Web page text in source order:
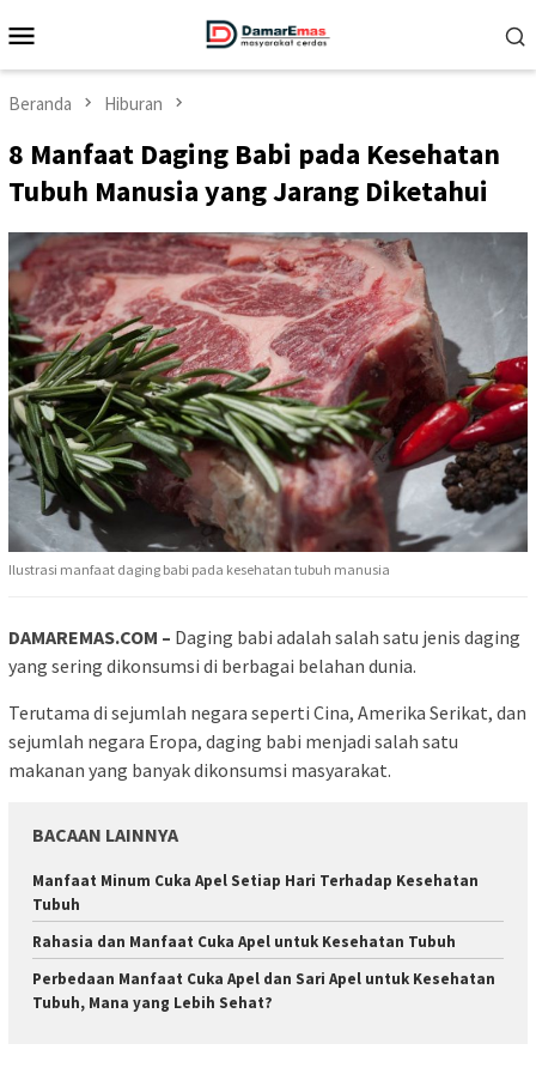
ke
Mobile
Beranda Hiburan
8 Manfaat Daging Babi pada Kesehatan
Tubuh Manusia yang Jarang Diketahui
Ilustrasi manfaat daging babi pada kesehatan tubuh manusia
DAMAREMAS.COM – Daging babi adalah salah satu jenis daging
yang sering dikonsumsi di berbagai belahan dunia.
Terutama di sejumlah negara seperti Cina, Amerika Serikat, dan
sejumlah negara Eropa, daging babi menjadi salah satu
makanan yang banyak dikonsumsi masyarakat.
BACAAN LAINNYA
Manfaat Minum Cuka Apel Setiap Hari Terhadap Kesehatan
Tubuh
Rahasia dan Manfaat Cuka Apel untuk Kesehatan Tubuh
Perbedaan Manfaat Cuka Apel dan Sari Apel untuk Kesehatan
Tubuh, Mana yang Lebih Sehat?